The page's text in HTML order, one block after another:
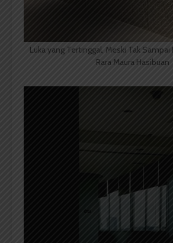
Luka yang Tertinggal, Meski Tak
Rara Maura Hasibuan